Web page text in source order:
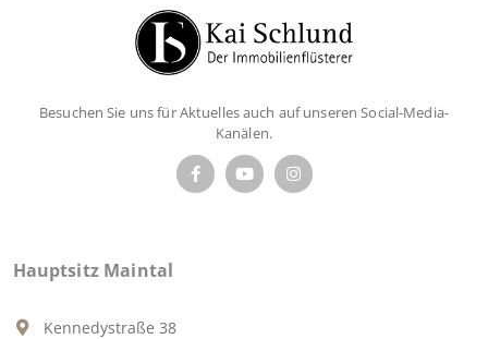
Besuchen Sie uns für Aktuelles auch auf unseren Social-Media-
Kanälen.
Hauptsitz Maintal
Kennedystraße 38